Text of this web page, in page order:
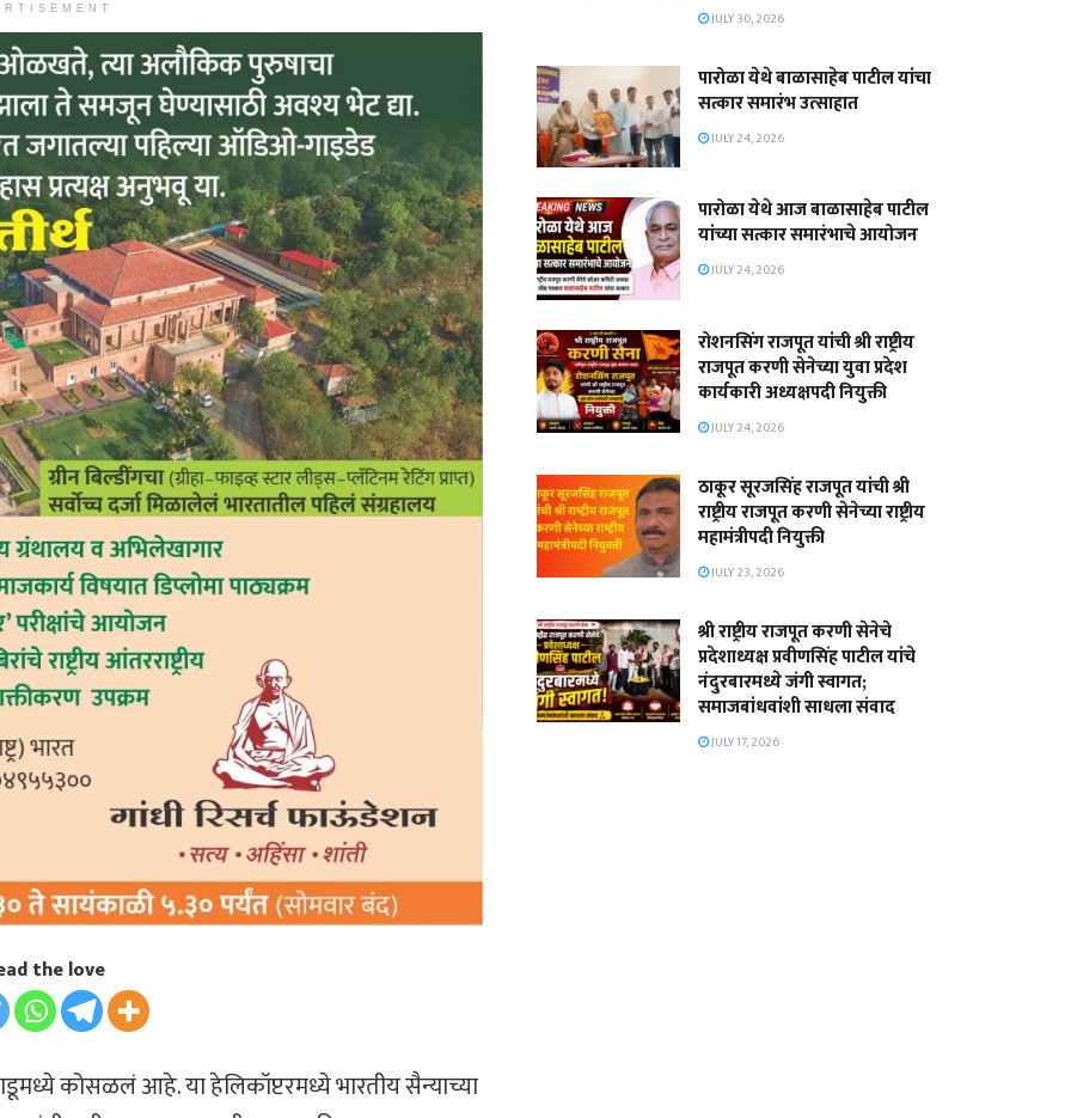
the love
कोसळलं आहे. या हेलिकॉप्टरमध्ये भारतीय सैन्याच्या
JULY 30, 2026
पारोळा येथे बाळासाहेब पाटील यांचा
सत्कार समारंभ उत्साहात
JULY 24, 2026
पारोळा येथे आज बाळासाहेब पाटील
यांच्या सत्कार समारंभाचे आयोजन
JULY 24, 2026
रोशनसिंग राजपूत यांची श्री राष्ट्रीय
राजपूत करणी सेनेच्या युवा प्रदेश
कार्यकारी अध्यक्षपदी नियुक्ती
JULY 24, 2026
ठाकूर सूरजसिंह राजपूत यांची श्री
राष्ट्रीय राजपूत करणी सेनेच्या राष्ट्रीय
महामंत्रीपदी नियुक्ती
JULY 23, 2026
श्री राष्ट्रीय राजपूत करणी सेनेचे
प्रदेशाध्यक्ष प्रवीणसिंह पाटील यांचे
नंदुरबारमध्ये जंगी स्वागत;
समाजबांधवांशी साधला संवाद
JULY 17, 2026